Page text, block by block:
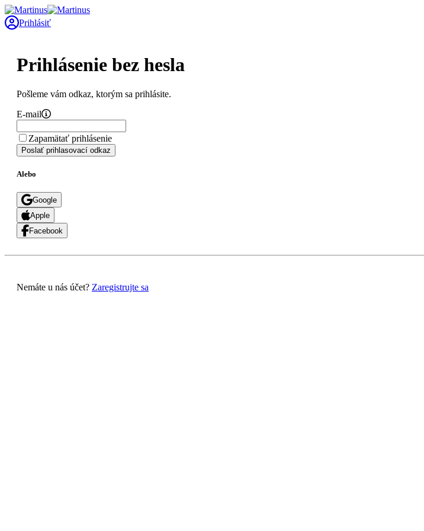
Prihlásiť
Prihlásenie bez hesla
Pošleme vám odkaz, ktorým sa prihlásite.
E-mail
Zapamätať prihlásenie
Poslať prihlasovací odkaz
Alebo
Google
Apple
Facebook
Nemáte u nás účet? Zaregistrujte sa